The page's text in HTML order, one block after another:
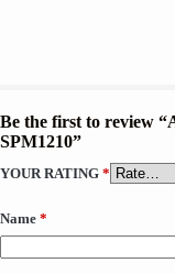
Be the first to review
SPM1210”
YOUR RATING *
Name *